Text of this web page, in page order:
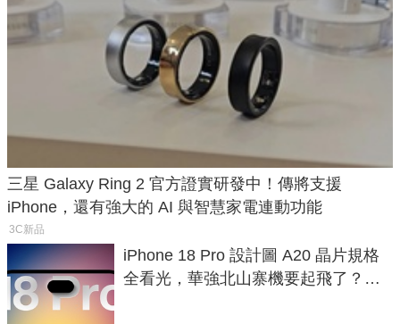
三星 Galaxy Ring 2 官方證實研發中！傳將支援
iPhone，還有強大的 AI 與智慧家電連動功能
3C新品
iPhone 18 Pro 設計圖 A20 晶片規格
全看光，華強北山寨機要起飛了？專